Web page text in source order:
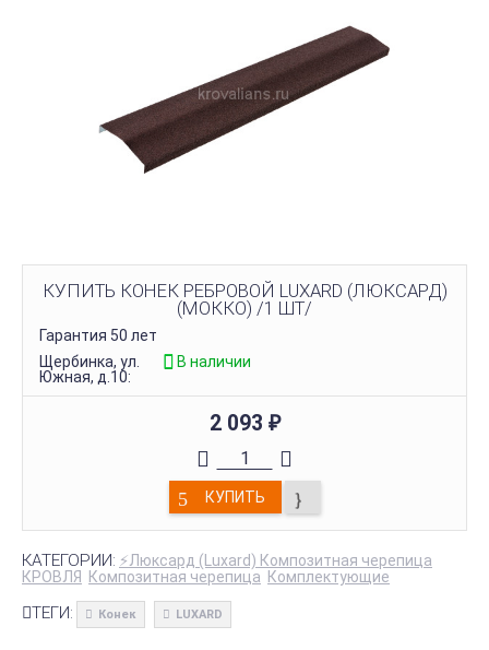
КУПИТЬ КОНЕК РЕБРОВОЙ LUXARD (ЛЮКСАРД)
(МОККО) /1 ШТ/
Гарантия 50 лет
Щербинка, ул.
Южная, д.10:
В наличии
2 093 ₽
КУПИТЬ
КАТЕГОРИИ: ⚡Люксард (Luxard) Композитная черепица
КРОВЛЯ
Композитная черепица Комплектующие
ТЕГИ: Конек LUXARD